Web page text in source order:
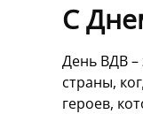
С
День ВДВ –
страны,
героев,